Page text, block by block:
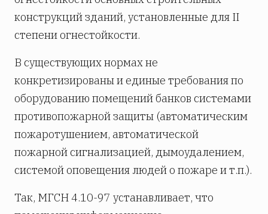
конструкций зданий, установленные для II
степени огнестойкости.
В существующих нормах не
конкретизированы и единые требования по
оборудованию помещений банков системами
противопожарной защиты (автоматическим
пожаротушением, автоматической
пожарной сигнализацией, дымоудалением,
системой оповещения людей о пожаре и т.п.).
Так, МГСН 4.10-97 устанавливает, что